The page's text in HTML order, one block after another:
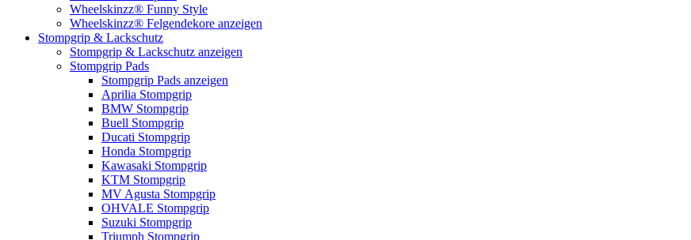
Wheelskinzz® Funny Style
Wheelskinzz® Felgendekore anzeigen
Stompgrip & Lackschutz
Stompgrip & Lackschutz anzeigen
Stompgrip Pads
Stompgrip Pads anzeigen
Aprilia Stompgrip
BMW Stompgrip
Buell Stompgrip
Ducati Stompgrip
Honda Stompgrip
Kawasaki Stompgrip
KTM Stompgrip
MV Agusta Stompgrip
OHVALE Stompgrip
Suzuki Stompgrip
Triumph Stompgrip